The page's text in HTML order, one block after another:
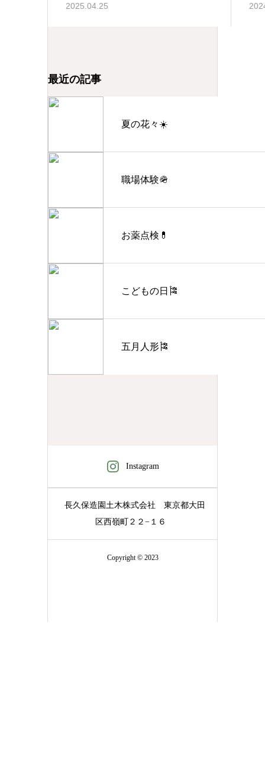
2025.04.25
最近の記事
夏の花々☀️
職場体験🪖
お薬点検💊
こどもの日🎏
五月人形🎏
Instagram
長久保造園土木株式会社
東京都大田
区西嶺町２２−１６
Copyright © 2023